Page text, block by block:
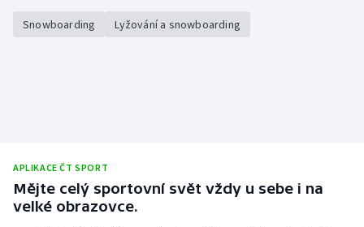
Snowboarding Lyžování a snowboarding
APLIKACE ČT SPORT
Mějte celý sportovní svět vždy u sebe i na
velké obrazovce.